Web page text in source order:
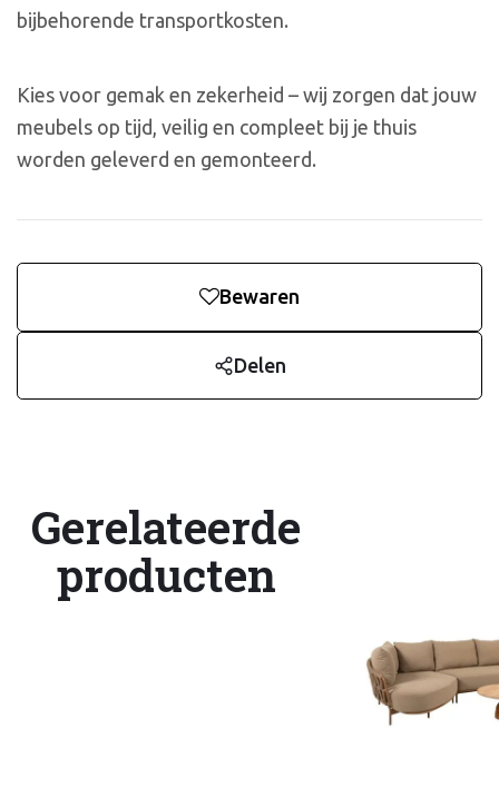
bijbehorende transportkosten.
Kies voor gemak en zekerheid – wij zorgen dat jouw
meubels op tijd, veilig en compleet bij je thuis
worden geleverd en gemonteerd.
Bewaren
Delen
Gerelateerde
producten